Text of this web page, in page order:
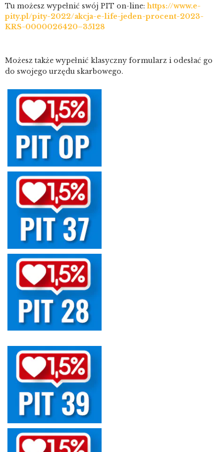
Tu możesz wypełnić swój PIT on-line:https://www.e-
pity.pl/pity-2022/akcja-e-life-jeden-procent-2023-
KRS-0000026420–35128
Możesz także wypełnić klasyczny formularz i odesłać go
do swojego urzędu skarbowego.